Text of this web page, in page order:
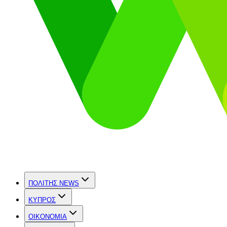
ΠΟΛΙΤΗΣ NEWS
ΚΥΠΡΟΣ
OIKONOMIA